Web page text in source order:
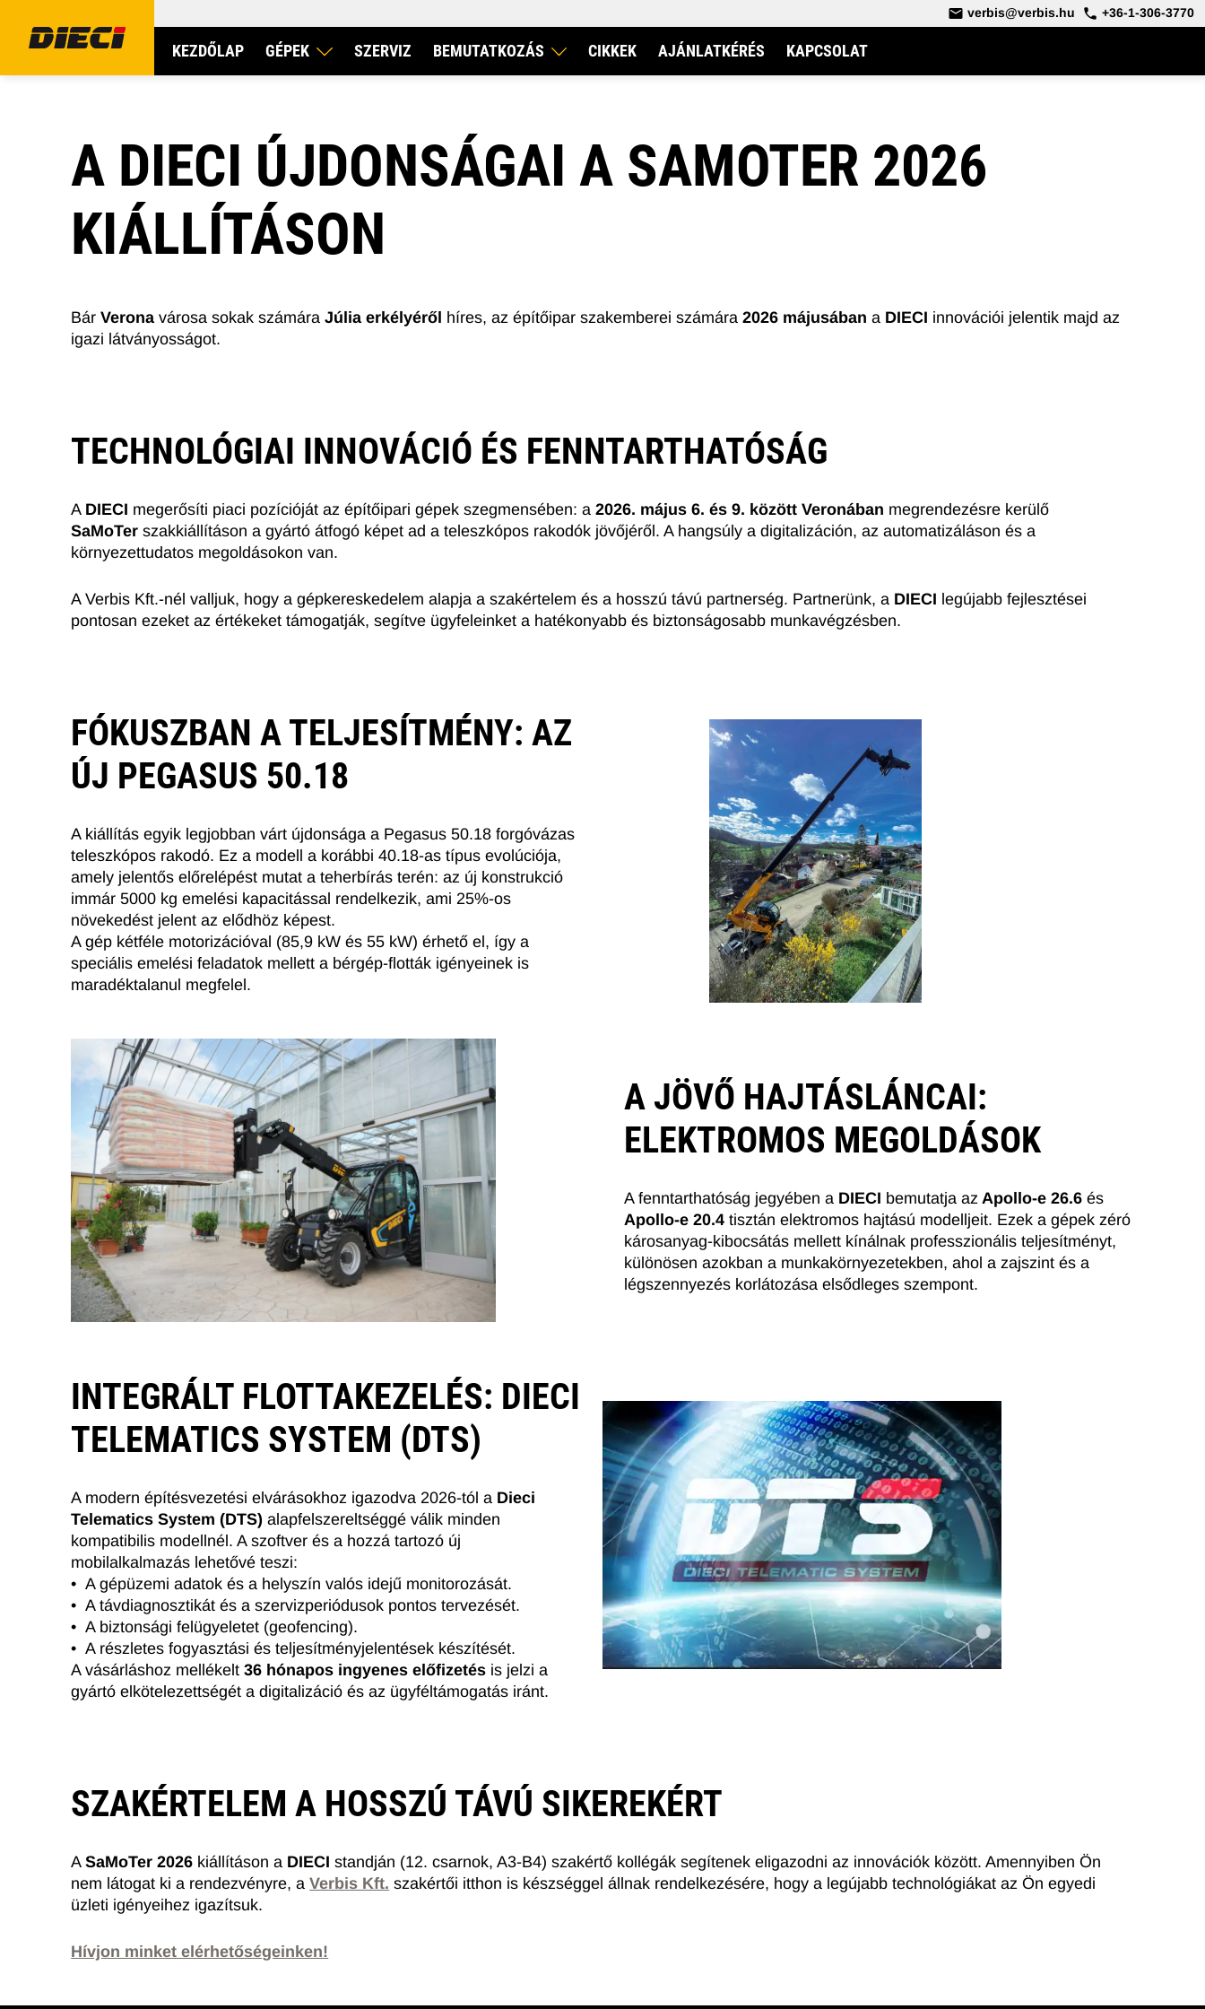
verbis@verbis.hu +36-1-306-3770
KEZDŐLAP GÉPEK SZERVIZ BEMUTATKOZÁS
DIECI
CIKKEK AJÁNLATKÉRÉS KAPCSOLAT
A DIECI ÚJDONSÁGAI A SAMOTER 2026
KIÁLLÍTÁSON
BárVeronavárosa sokak számáraJúlia erkélyéről híres, az építőipar szakemberei számára2026 májusában a DIECI innovációi jelentik majd az
igazi látványosságot.
TECHNOLÓGIAI INNOVÁCIÓ ÉS FENNTARTHATÓSÁG
A DIECI megerősíti piaci pozícióját az építőipari gépek szegmensében: a2026. május 6. és 9. között Veronában megrendezésre kerülő
SaMoTerszakkiállításon a gyártó átfogó képet ad a teleszkópos rakodók jövőjéről. A hangsúly a digitalizáción, az automatizáláson és a
környezettudatos megoldásokon van.
A Verbis Kft.-nél valljuk, hogy a gépkereskedelem alapja a szakértelem és a hosszú távú partnerség. Partnerünk, a DIECI legújabb fejlesztései
pontosan ezeket az értékeket támogatják, segítve ügyfeleinket a hatékonyabb és biztonságosabb munkavégzésben.
FÓKUSZBAN A TELJESÍTMÉNY: AZ
ÚJ PEGASUS 50.18
A kiállítás egyik legjobban várt újdonsága a Pegasus 50.18 forgóvázas
teleszkópos rakodó. Ez a modell a korábbi 40.18-as típus evolúciója,
amely jelentős előrelépést mutat a teherbírás terén: az új konstrukció
immár 5000 kg emelési kapacitással rendelkezik, ami 25%-os
növekedést jelent az elődhöz képest.
A gép kétféle motorizációval (85,9 kW és 55 kW) érhető el, így a
speciális emelési feladatok mellett a bérgép-flották igényeinek is
maradéktalanul megfelel.
A JÖVŐ HAJTÁSLÁNCAI:
ELEKTROMOS MEGOLDÁSOK
A fenntarthatóság jegyében a DIECI bemutatja az Apollo-e 26.6 és
Apollo-e 20.4 tisztán elektromos hajtású modelljeit. Ezek a gépek zéró
károsanyag-kibocsátás mellett kínálnak professzionális teljesítményt,
különösen azokban a munkakörnyezetekben, ahol a zajszint és a
légszennyezés korlátozása elsődleges szempont.
INTEGRÁLT FLOTTAKEZELÉS: DIECI
TELEMATICS SYSTEM (DTS)
A modern építésvezetési elvárásokhoz igazodva 2026-tól a Dieci
Telematics System (DTS) alapfelszereltséggé válik minden
kompatibilis modellnél. A szoftver és a hozzá tartozó új
mobilalkalmazás lehetővé teszi:
• A gépüzemi adatok és a helyszín valós idejű monitorozását.
• A távdiagnosztikát és a szervizperiódusok pontos tervezését.
• A biztonsági felügyeletet (geofencing).
• A részletes fogyasztási és teljesítményjelentések készítését.
A vásárláshoz mellékelt36 hónapos ingyenes előfizetés is jelzi a
gyártó elkötelezettségét a digitalizáció és az ügyféltámogatás iránt.
SZAKÉRTELEM A HOSSZÚ TÁVÚ SIKEREKÉRT
ASaMoTer 2026 kiállításon a DIECIstandján (12. csarnok, A3-B4) szakértő kollégák segítenek eligazodni az innovációk között. Amennyiben Ön
nem látogat ki a rendezvényre, aVerbis Kft. szakértői itthon is készséggel állnak rendelkezésére, hogy a legújabb technológiákat az Ön egyedi
üzleti igényeihez igazítsuk.
Hívjon minket elérhetőségeinken!